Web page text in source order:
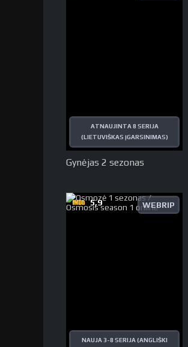
Gynėjas 2 sezonas
ATNAUJINTA 8 SERIJA
(LIETUVIŠKAS ĮGARSINIMAS)
WEBRIP
5,9
NAUJA 3-8 SERIJA (ANGLIŠKI